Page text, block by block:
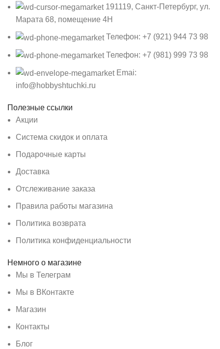
191119, Санкт-Петербург, ул.
Марата 68, помещение 4Н
Телефон: +7 (921) 944 73 98
Телефон: +7 (981) 999 73 98
Emai:
info@hobbyshtuchki.ru
Полезные ссылки
Акции
Система скидок и оплата
Подарочные карты
Доставка
Отслеживание заказа
Правила работы магазина
Политика возврата
Политика конфиденциальности
Немного о магазине
Мы в Телеграм
Мы в ВКонтакте
Магазин
Контакты
Блог